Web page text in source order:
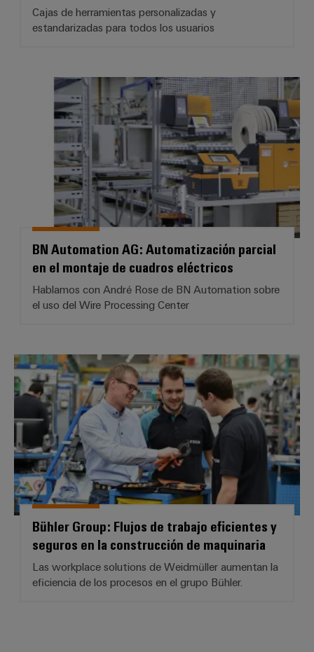
Cajas de herramientas personalizadas y
estandarizadas para todos los usuarios
BN Automation AG:
BN Automation AG: Automatización parcial
en el montaje de cuadros eléctricos
Hablamos con André Rose de BN Automation sobre
el uso del Wire Processing Center
Bühler Group: Flujos de trabajo
Bühler Group: Flujos de trabajo eficientes y
seguros en la construcción de maquinaria
Las workplace solutions de Weidmüller aumentan la
eficiencia de los procesos en el grupo Bühler.